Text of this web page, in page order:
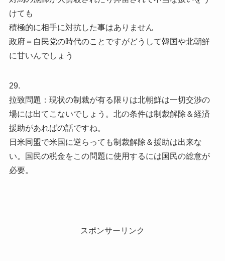
けても
積極的に相手に対抗した事はありません
政府＝自民党の時代のことですがどうして韓国や北朝鮮
に甘いんでしょう
29.
拉致問題：現状の制裁が有る限りは北朝鮮は一切交渉の
場には出てこないでしょう。北の条件は制裁解除＆経済
援助があればの話ですね。
日米同盟で米国に逆らっても制裁解除＆援助は出来な
い。国民の税金をこの問題に使用するには国民の総意が
必要。
スポンサーリンク